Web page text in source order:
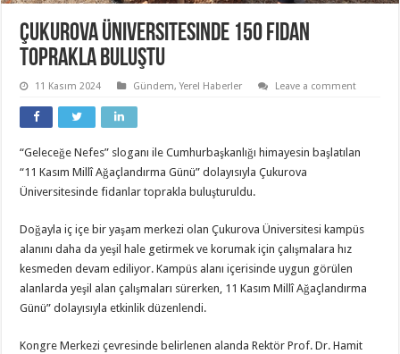
Çukurova Üniversitesinde 150 Fidan
Toprakla Buluştu
11 Kasım 2024 Gündem,Yerel Haberler Leave a comment
“Geleceğe Nefes” sloganı ile Cumhurbaşkanlığı himayesin başlatılan
“11 Kasım Millî Ağaçlandırma Günü” dolayısıyla Çukurova
Üniversitesinde fidanlar toprakla buluşturuldu.
Doğayla iç içe bir yaşam merkezi olan Çukurova Üniversitesi kampüs
alanını daha da yeşil hale getirmek ve korumak için çalışmalara hız
kesmeden devam ediliyor. Kampüs alanı içerisinde uygun görülen
alanlarda yeşil alan çalışmaları sürerken, 11 Kasım Millî Ağaçlandırma
Günü” dolayısıyla etkinlik düzenlendi.
Kongre Merkezi çevresinde belirlenen alanda Rektör Prof. Dr. Hamit